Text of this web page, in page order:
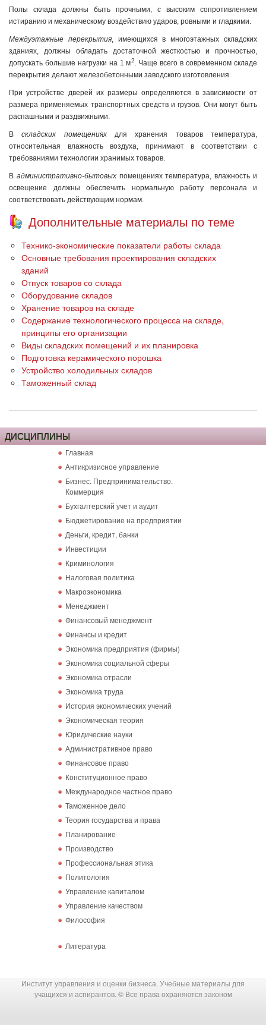
Полы склада должны быть прочными, с высоким сопротивлением
истиранию и механическому воздействию ударов, ровными и гладкими.
Междуэтажные перекрытия, имеющихся в многоэтажных складских
зданиях, должны обладать достаточной жесткостью и прочностью,
допускать большие нагрузки на 1 м2. Чаще всего в современном складе
перекрытия делают железобетонными заводского изготовления.
При устройстве дверей их размеры определяются в зависимости от
размера применяемых транспортных средств и грузов. Они могут быть
распашными и раздвижными.
Вскладских помещенияхдля хранения товаров температура,
относительная влажность воздуха, принимают в соответствии с
требованиями технологии хранимых товаров.
В административно-бытовыхпомещениях температура, влажность и
освещение должны обеспечить нормальную работу персонала и
соответствовать действующим нормам.
Дополнительные материалы по теме
Технико-экономические показатели работы склада
Основные требования проектирования складских
зданий
Отпуск товаров со склада
Оборудование складов
Хранение товаров на складе
Содержание технологического процесса на складе,
принципы его организации
Виды складских помещений и их планировка
Подготовка керамического порошка
Устройство холодильных складов
Таможенный склад
ДИСЦИПЛИНЫ
Главная
Антикризисное управление
Бизнес. Предпринимательство.
Коммерция
Бухгалтерский учет и аудит
Бюджетирование на предприятии
Деньги, кредит, банки
Инвестиции
Криминология
Налоговая политика
Макроэкономика
Менеджмент
Финансовый менеджмент
Финансы и кредит
Экономика предприятия (фирмы)
Экономика социальной сферы
Экономика отрасли
Экономика труда
История экономических учений
Экономическая теория
Юридические науки
Административное право
Финансовое право
Конституционное право
Международное частное право
Таможенное дело
Теория государства и права
Планирование
Производство
Профессиональная этика
Политология
Управление капиталом
Управление качеством
Философия
Литература
Институт управления и оценки бизнеса. Учебные материалы для
учащихся и аспирантов. © Все права охраняются законом